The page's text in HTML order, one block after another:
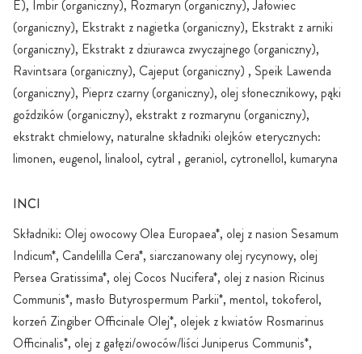
E), Imbir (organiczny), Rozmaryn (organiczny), Jałowiec
(organiczny), Ekstrakt z nagietka (organiczny), Ekstrakt z arniki
(organiczny), Ekstrakt z dziurawca zwyczajnego (organiczny),
Ravintsara (organiczny), Cajeput (organiczny) , Speik Lawenda
(organiczny), Pieprz czarny (organiczny), olej słonecznikowy, pąki
goździków (organiczny), ekstrakt z rozmarynu (organiczny),
ekstrakt chmielowy, naturalne składniki olejków eterycznych:
limonen, eugenol, linalool, cytral , geraniol, cytronellol, kumaryna
INCI
Składniki: Olej owocowy Olea Europaea*, olej z nasion Sesamum
Indicum*, Candelilla Cera*, siarczanowany olej rycynowy, olej
Persea Gratissima*, olej Cocos Nucifera*, olej z nasion Ricinus
Communis*, masło Butyrospermum Parkii*, mentol, tokoferol,
korzeń Zingiber Officinale Olej*, olejek z kwiatów Rosmarinus
Officinalis*, olej z gałęzi/owoców/liści Juniperus Communis*,